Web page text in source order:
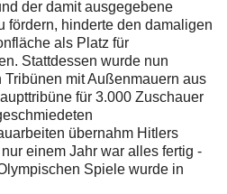
der damit ausgegebene
fördern, hinderte den damaligen
als Platz für
Stattdessen wurde nun
mit Außenmauern aus
für 3.000 Zuschauer
übernahm Hitlers
einem Jahr war alles fertig -
Spiele wurde in